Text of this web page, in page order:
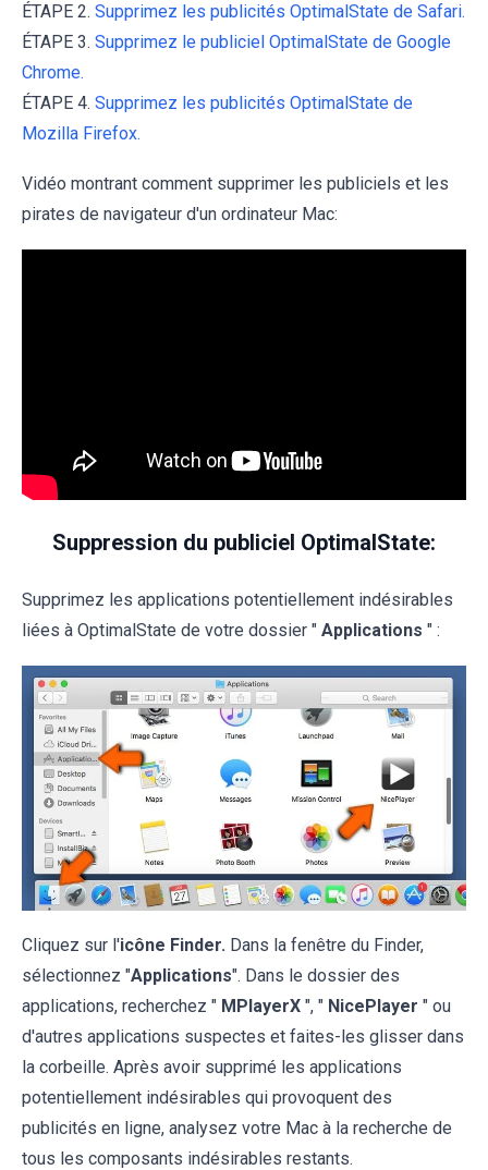
ÉTAPE 2. Supprimez les publicités OptimalState de Safari.
ÉTAPE 3. Supprimez le publiciel OptimalState de Google
Chrome.
ÉTAPE 4. Supprimez les publicités OptimalState de
Mozilla Firefox.
Vidéo montrant comment supprimer les publiciels et les
pirates de navigateur d'un ordinateur Mac:
Suppression du publiciel OptimalState:
Supprimez les applications potentiellement indésirables
liées à OptimalState de votre dossier " Applications " :
Cliquez sur l'icône Finder. Dans la fenêtre du Finder,
sélectionnez "Applications". Dans le dossier des
applications, recherchez " MPlayerX ", " NicePlayer " ou
d'autres applications suspectes et faites-les glisser dans
la corbeille. Après avoir supprimé les applications
potentiellement indésirables qui provoquent des
publicités en ligne, analysez votre Mac à la recherche de
tous les composants indésirables restants.